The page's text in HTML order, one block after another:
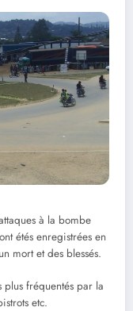
à la bombe
étés enregistrées en
mort et des blessés.
plus fréquentés par la
etc.